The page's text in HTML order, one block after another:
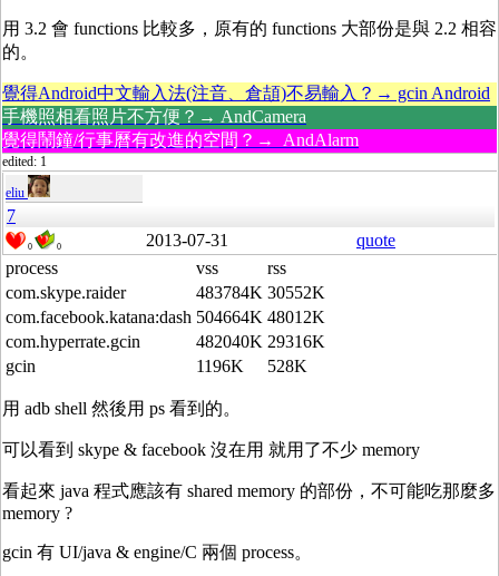
用 3.2 會 functions 比較多，原有的 functions 大部份是與 2.2 相容
的。
覺得Android中文輸入法(注音、倉頡)不易輸入？→ gcin Android
手機照相看照片不方便？→ AndCamera
覺得鬧鐘/行事曆有改進的空間？→ AndAlarm
edited: 1
eliu
7
0 0 2013-07-31
quote
process
vss
rss
com.skype.raider
483784K 30552K
com.facebook.katana:dash 504664K 48012K
com.hyperrate.gcin
482040K 29316K
gcin
1196K 528K
用 adb shell 然後用 ps 看到的。
可以看到 skype & facebook 沒在用 就用了不少 memory
看起來 java 程式應該有 shared memory 的部份，不可能吃那麼多
memory ?
gcin 有 UI/java & engine/C 兩個 process。